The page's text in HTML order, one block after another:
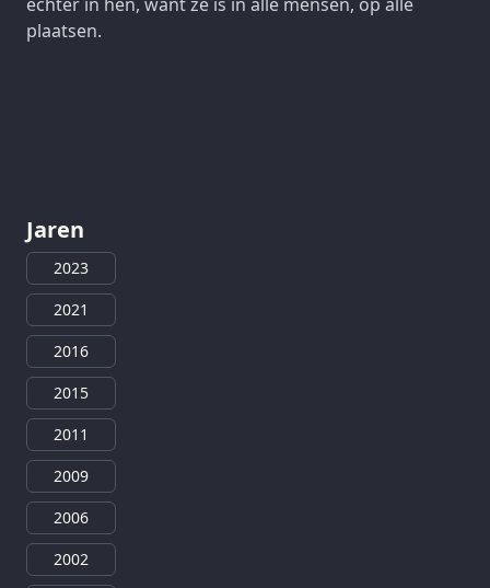
plaatsen.
Jaren
2023
2021
2016
2015
2011
2009
2006
2002